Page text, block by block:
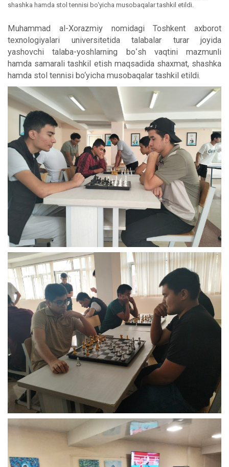
shashka hamda stol tennisi bo‘yicha musobaqalar tashkil etildi.
Muhammad al-Xorazmiy nomidagi Toshkent axborot
texnologiyalari universitetida talabalar turar joyida
yashovchi talaba-yoshlarning boʻsh vaqtini mazmunli
hamda samarali tashkil etish maqsadida shaxmat, shashka
hamda stol tennisi bo‘yicha musobaqalar tashkil etildi.